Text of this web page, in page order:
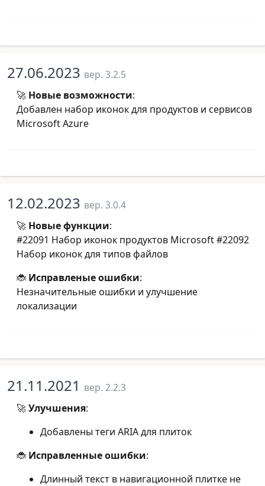
27.06.2023 вер. 3.2.5
🚀 Новые возможности:
Добавлен набор иконок для продуктов и сервисов
Microsoft Azure
12.02.2023 вер. 3.0.4
🚀 Новые функции:
#22091 Набор иконок продуктов Microsoft #22092
Набор иконок для типов файлов
🐞 Исправленыe ошибки:
Незначительные ошибки и улучшение
локализации
21.11.2021 вер. 2.2.3
🚀Улучшения:
Добавлены теги ARIA для плиток
🐞 Исправленные ошибки:
Длинный текст в навигационной плитке не